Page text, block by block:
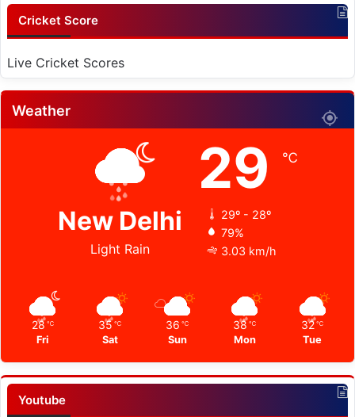
Cricket Score
Live Cricket Scores
Weather
New Delhi
Light Rain
29 ℃
29º - 28º
79%
3.03 km/h
28 ℃
Fri
35 ℃
Sat
36 ℃
Sun
38 ℃
Mon
32 ℃
Tue
Youtube